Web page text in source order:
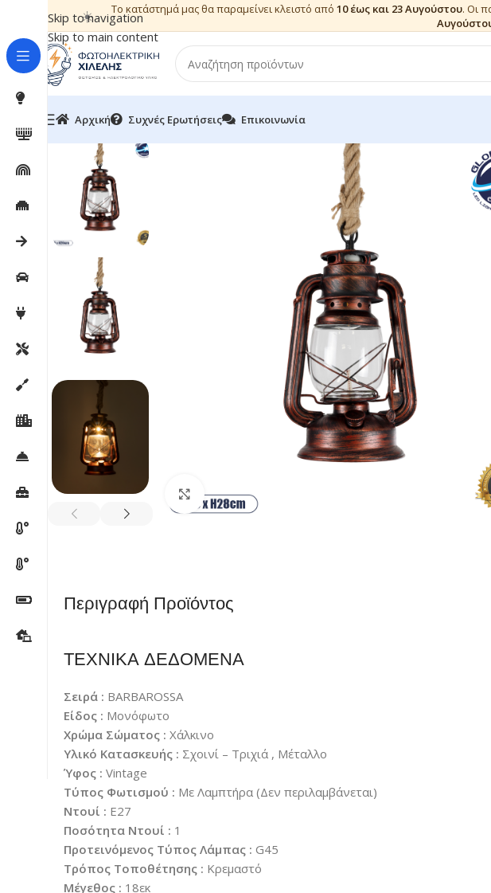
Skip to navigation
Skip to main content
☀️ Το κατάστημά μας θα παραμείνει κλειστό από 10 έως και 23 Αυγούστου. Οι
Αρχική Συχνές Ερωτήσεις Επικοινωνία
Κλικ για μεγέθυνση
Περιγραφή Προϊόντος
ΤΕΧΝΙΚΑ ΔΕΔΟΜΕΝΑ
Σειρά : BARBAROSSA
Είδος : Μονόφωτο
Χρώμα Σώματος : Χάλκινο
Υλικό Κατασκευής : Σχοινί – Τριχιά , Μέταλλο
Ύφος : Vintage
Τύπος Φωτισμού : Με Λαμπτήρα (Δεν περιλαμβάνεται)
Ντουί : E27
Ποσότητα Ντουί : 1
Προτεινόμενος Τύπος Λάμπας : G45
Τρόπος Τοποθέτησης : Κρεμαστό
Μέγεθος : 18εκ